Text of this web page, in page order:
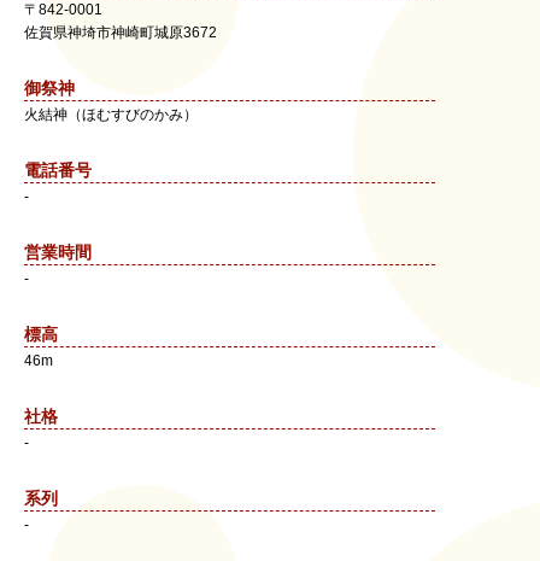
〒 842-0001
佐賀県神埼市神崎町城原3672
御祭神
火結神（ほむすびのかみ）
電話番号
-
営業時間
-
標高
46m
社格
-
系列
-